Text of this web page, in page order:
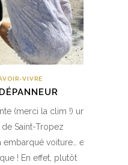
VIVRE
(merci la clim !) un
Saint-Tropez
embarqué voiture… et
! En effet, plutôt